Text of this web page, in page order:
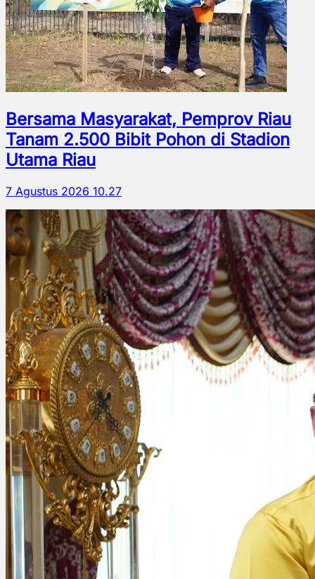
Bersama Masyarakat, Pemprov Riau
Tanam 2.500 Bibit Pohon di Stadion
Utama Riau
7 Agustus 2026 10.27